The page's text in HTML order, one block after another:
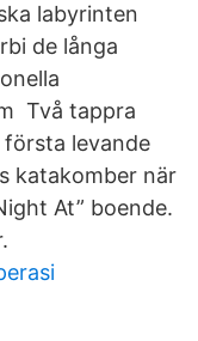
labyrinten
de långa
Två tappra
levande
katakomber när
At” boende.